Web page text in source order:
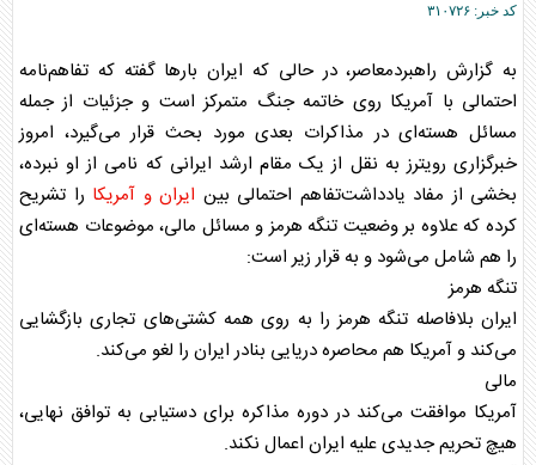
کد خبر: ۳۱۰۷۲۶
به گزارش راهبردمعاصر، در حالی که ایران بارها گفته که تفاهم‌نامه
احتمالی با آمریکا روی خاتمه جنگ متمرکز است و جزئیات از جمله
مسائل هسته‌ای در مذاکرات بعدی مورد بحث قرار می‌گیرد، امروز
خبرگزاری رویترز به نقل از یک مقام ارشد ایرانی که نامی از او نبرده،
بخشی از مفاد یادداشت‌تفاهم احتمالی بین ایران و آمریکا را تشریح
کرده که علاوه بر وضعیت تنگه هرمز و مسائل مالی، موضوعات هسته‌ای
را هم شامل می‌شود و به قرار زیر است:
تنگه هرمز
ایران بلافاصله تنگه هرمز را به روی همه کشتی‌های تجاری بازگشایی
می‌کند و آمریکا هم محاصره دریایی بنادر ایران را لغو می‌کند.
مالی
آمریکا موافقت می‌کند در دوره مذاکره برای دستیابی به توافق نهایی،
هیچ تحریم جدیدی علیه ایران اعمال نکند.